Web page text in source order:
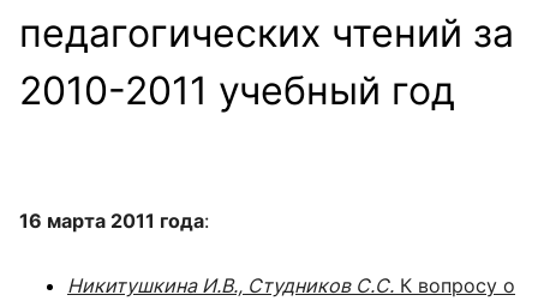
педагогических чтений за
2010-2011 учебный год
16 марта 2011 года:
Никитушкина И.В., Студников С.С. К вопросу о